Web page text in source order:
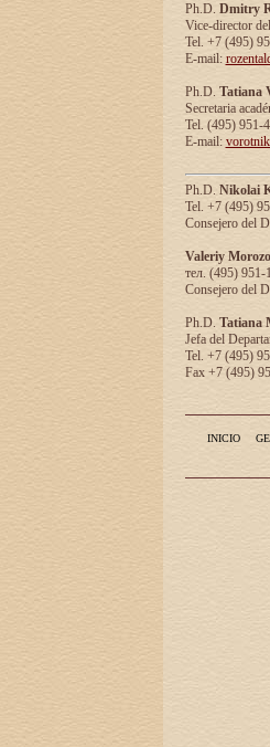
Ph.D. Dmitry
Vice-director
Tel. +7 (495)
E-mail:
Ph.D. Tatiana
Secretaria
Tel. (495) 951-
E-mail:
Ph.D. Nikolai
Tel. +7 (495)
Consejero del
Valeriy
тел. (495) 951-
Consejero del
Ph.D. Tatiana
Jefa del
Tel. +7 (495)
Fax +7 (495)
INICIO